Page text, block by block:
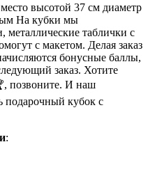
высотой 37 см диаметр
На кубки мы
металлические таблички с
с макетом. Делая заказ
бонусные баллы,
заказ. Хотите
позвоните. И наш
подарочный кубок с
: